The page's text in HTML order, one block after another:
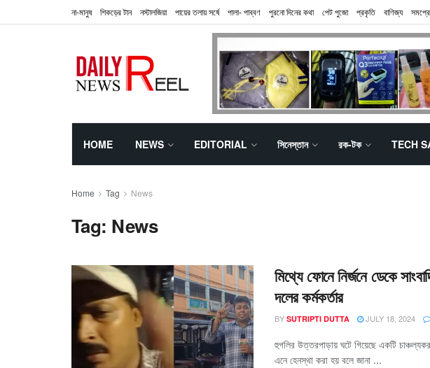
না-মানুষ শিকড়ের টান নস্টালজিয়া পায়ের তলায় সর্ষে পালা- পাব্বণ পুরনো দিনের কথা পেট পুজো প্রকৃতি বাণিজ্য
HOME NEWS EDITORIAL সিনেস্তান রক-টক TECH
Home Tag News
Tag: News
মিথ্যে ফোনে নির্জনে ডেকে
দলের কর্মকর্তার
BY SUTRIPTI DUTTA JULY 18, 2024
হুগলির উত্তরপাড়ায় ঘটে গিয়েছে একটি
এনে হেনস্থা করা হয় বলে জানা ...